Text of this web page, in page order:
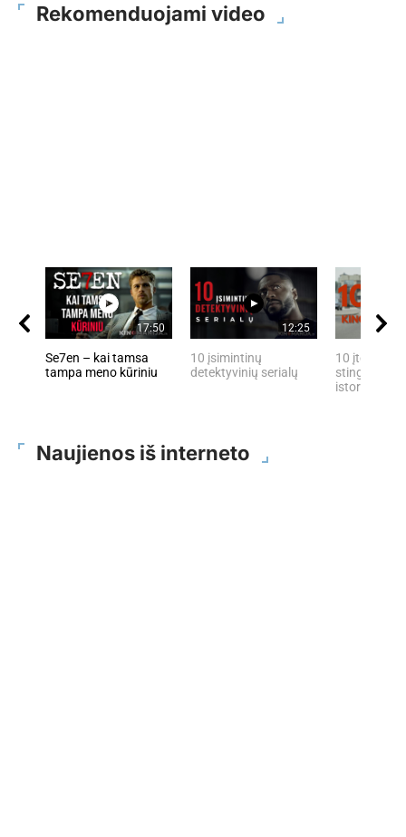
Rekomenduojami video
17:50
Se7en – kai tamsa
tampa meno kūriniu
12:25
10 įsimintinų
detektyvinių serialų
10 įtemptų,
stingdančių
istorijų
Naujienos iš interneto